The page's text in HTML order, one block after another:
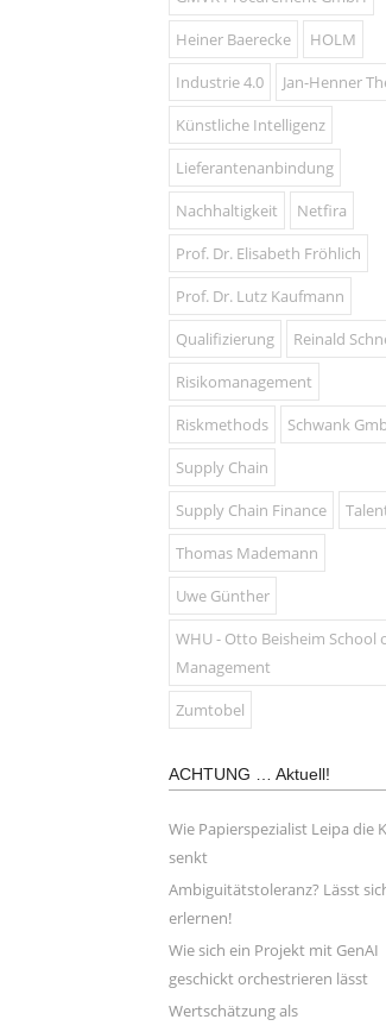
Heiner Baerecke
HOLM
Industrie 4.0
Jan-Henner
Künstliche Intelligenz
Lieferantenanbindung
Nachhaltigkeit
Netfira
Prof. Dr. Elisabeth Fröhlich
Prof. Dr. Lutz Kaufmann
Qualifizierung
Reinald
Risikomanagement
Riskmethods
Schwank
Supply Chain
Supply Chain Finance
Thomas Mademann
Uwe Günther
WHU - Otto Beisheim School
Management
Zumtobel
ACHTUNG … Aktuell!
Wie Papierspezialist Leipa die
senkt
Ambiguitätstoleranz? Lässt
erlernen!
Wie sich ein Projekt mit GenAI
geschickt orchestrieren lässt
Wertschätzung als